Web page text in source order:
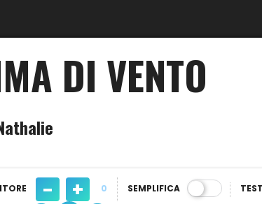
DI VENTO
- + 0 SEMPLIFICA